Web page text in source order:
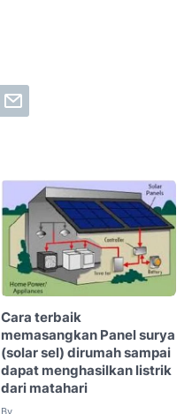
Cara terbaik
memasangkan Panel surya
(solar sel) dirumah sampai
dapat menghasilkan listrik
dari matahari
By